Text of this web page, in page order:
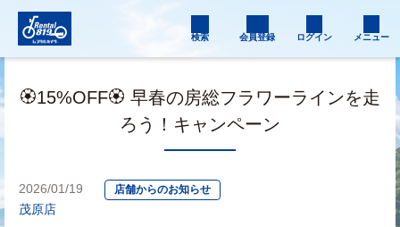
検索 会員登録 ログイン メニュー
🏵️15%OFF🏵️ 早春の房総フラワーラインを走
ろう！キャンペーン
2026/01/19 店舗からのお知らせ
茂原店